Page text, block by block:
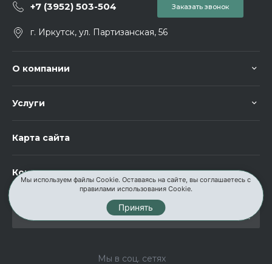
+7 (3952) 503-504 Заказать звонок
г. Иркутск, ул. Партизанская, 56
О компании
Услуги
Карта сайта
Контакты
Мы в соц. сетях
Мы используем файлы Cookie. Оставаясь на сайте, вы соглашаетесь с
правилами использования Cookie.
Принять